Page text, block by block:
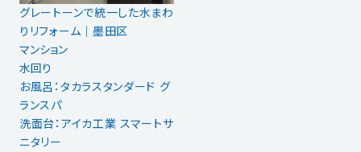
グレートーンで統一した水まわ
りリフォーム｜墨田区
マンション
水回り
お風呂：タカラスタンダード グ
ランスパ
洗面台：アイカ工業 スマートサ
ニタリー